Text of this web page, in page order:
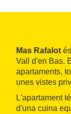
Mas Rafalot
Vall d'en Bas.
apartaments,
unes vistes
L'apartament
d'una cuina